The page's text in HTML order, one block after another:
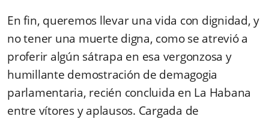
En fin, queremos llevar una vida con dignidad, y
no tener una muerte digna, como se atrevió a
proferir algún sátrapa en esa vergonzosa y
humillante demostración de demagogia
parlamentaria, recién concluida en La Habana
entre vítores y aplausos. Cargada de